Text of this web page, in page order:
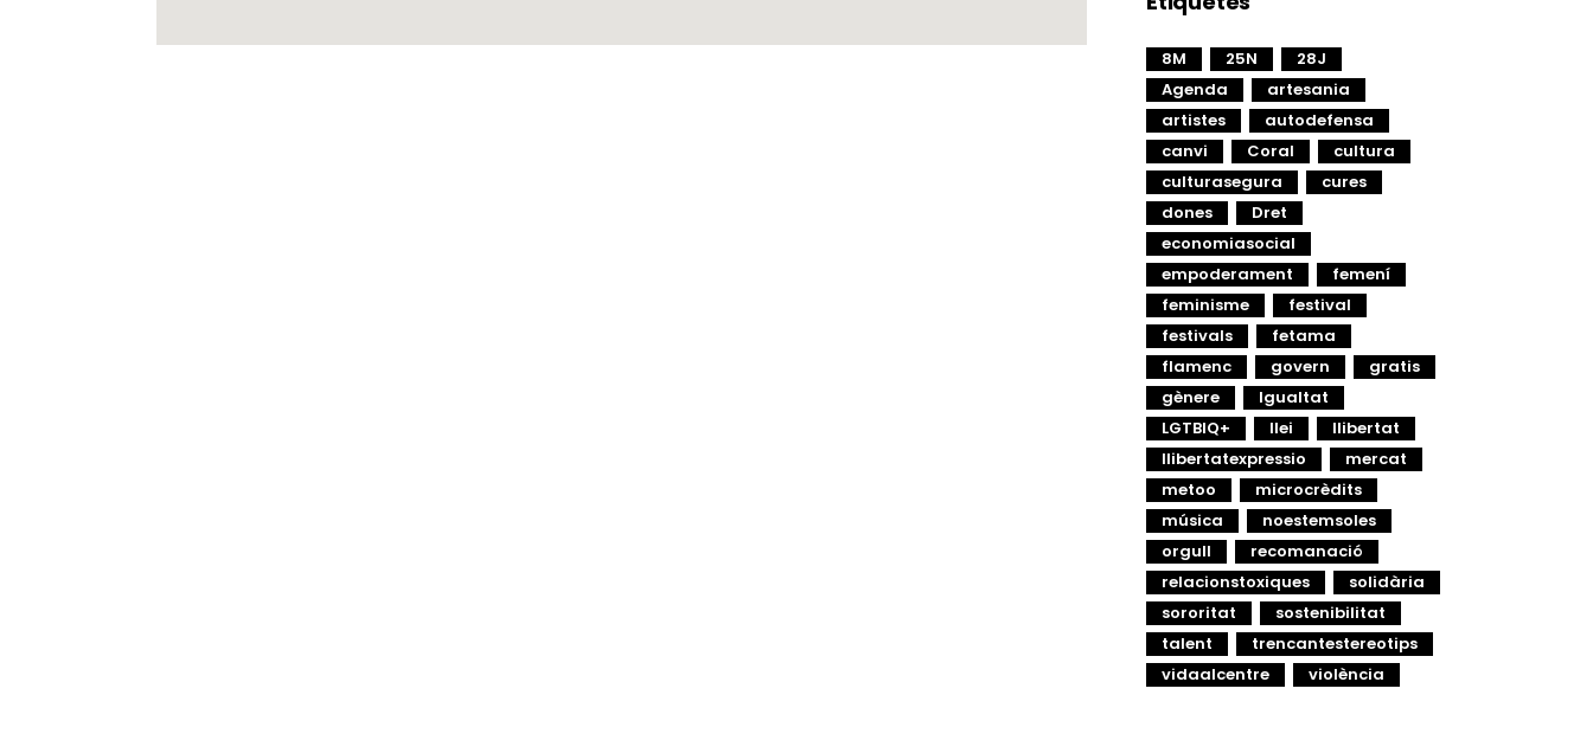
8M 25N
28J
Agenda
artesania
artistes
autodefensa
canvi
Coral
cultura
culturasegura
cures
dones
Dret
economiasocial
empoderament
femení
feminisme
festival
festivals
fetama
flamenc
govern
gratis
gènere
Igualtat
LGTBIQ+
llei
llibertat
llibertatexpressio
mercat
metoo
microcrèdits
música
noestemsoles
orgull
recomanació
relacionstoxiques
solidària
sororitat
sostenibilitat
talent
trencantestereotips
vidaalcentre
violència